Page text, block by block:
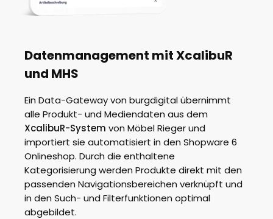
Datenmanagement mit XcalibuR
und MHS
Ein Data-Gateway von burgdigital übernimmt
alle Produkt- und Mediendaten aus dem
XcalibuR-System von Möbel Rieger und
importiert sie automatisiert in den Shopware 6
Onlineshop. Durch die enthaltene
Kategorisierung werden Produkte direkt mit den
passenden Navigationsbereichen verknüpft und
in den Such- und Filterfunktionen optimal
abgebildet.